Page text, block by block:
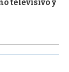
televisivo y